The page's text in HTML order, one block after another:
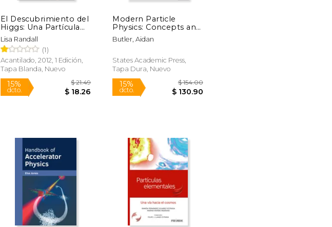
El Descubrimiento del
Higgs: Una Partícula
muy Especial
Lisa Randall
(1)
Acantilado, 2012, 1 Edición,
Tapa Blanda, Nuevo
15%
dcto.
$ 21.49
$ 18.26
Modern Particle
Physics: Concepts and
Applications (en
Inglés)
Butler, Aidan
States Academic Press,
Tapa Dura, Nuevo
15%
dcto.